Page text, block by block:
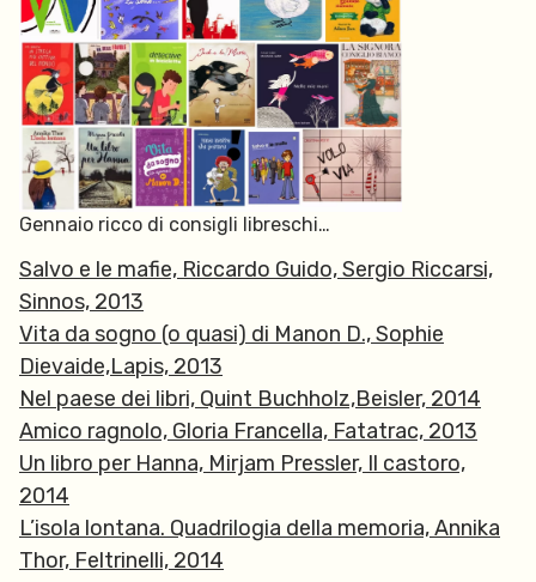
Gennaio ricco di consigli libreschi…
Salvo e le mafie, Riccardo Guido, Sergio Riccarsi,
Sinnos, 2013
Vita da sogno (o quasi) di Manon D., Sophie
Dievaide,Lapis, 2013
Nel paese dei libri, Quint Buchholz,Beisler, 2014
Amico ragnolo, Gloria Francella, Fatatrac, 2013
Un libro per Hanna, Mirjam Pressler, Il castoro,
2014
L’isola lontana. Quadrilogia della memoria, Annika
Thor, Feltrinelli, 2014